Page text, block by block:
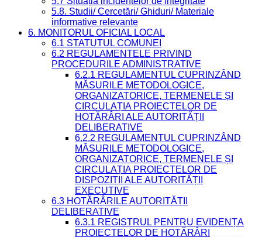
5.8. Studii/ Cercetări/ Ghiduri/ Materiale
informative relevante
6. MONITORUL OFICIAL LOCAL
6.1 STATUTUL COMUNEI
6.2 REGULAMENTELE PRIVIND
PROCEDURILE ADMINISTRATIVE
6.2.1 REGULAMENTUL CUPRINZÂND
MĂSURILE METODOLOGICE,
ORGANIZATORICE, TERMENELE ȘI
CIRCULAȚIA PROIECTELOR DE
HOTĂRÂRI ALE AUTORITĂȚII
DELIBERATIVE
6.2.2 REGULAMENTUL CUPRINZÂND
MĂSURILE METODOLOGICE,
ORGANIZATORICE, TERMENELE ȘI
CIRCULAȚIA PROIECTELOR DE
DISPOZIȚII ALE AUTORITĂȚII
EXECUTIVE
6.3 HOTĂRÂRILE AUTORITĂȚII
DELIBERATIVE
6.3.1 REGISTRUL PENTRU EVIDENȚA
PROIECTELOR DE HOTĂRÂRI